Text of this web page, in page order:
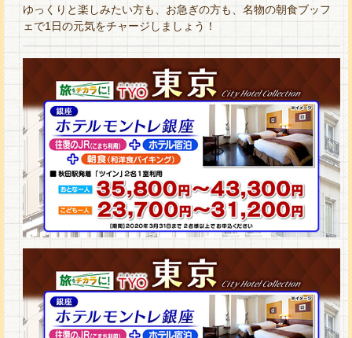
ゆっくりと楽しみたい方も、お急ぎの方も、名物の朝食ブッフ
ェで1日の元気をチャージしましょう！